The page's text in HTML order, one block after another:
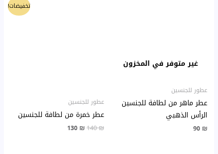
غير متوفر في المخزون
عطور للجنسين
عطر ماهر من لطافة للجنسين
الرأس الذهبي
90 ₪
تخفيضات!
عطور للجنسين
عطر خمرة من لطافة للجنسين
140₪
130 ₪